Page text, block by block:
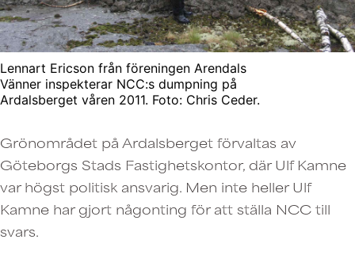
Lennart Ericson från föreningen Arendals
Vänner inspekterar NCC:s dumpning på
Ardalsberget våren 2011. Foto: Chris Ceder.
Grönområdet på Ardalsberget förvaltas av
Göteborgs Stads Fastighetskontor, där Ulf Kamne
var högst politisk ansvarig. Men inte heller Ulf
Kamne har gjort någonting för att ställa NCC till
svars.